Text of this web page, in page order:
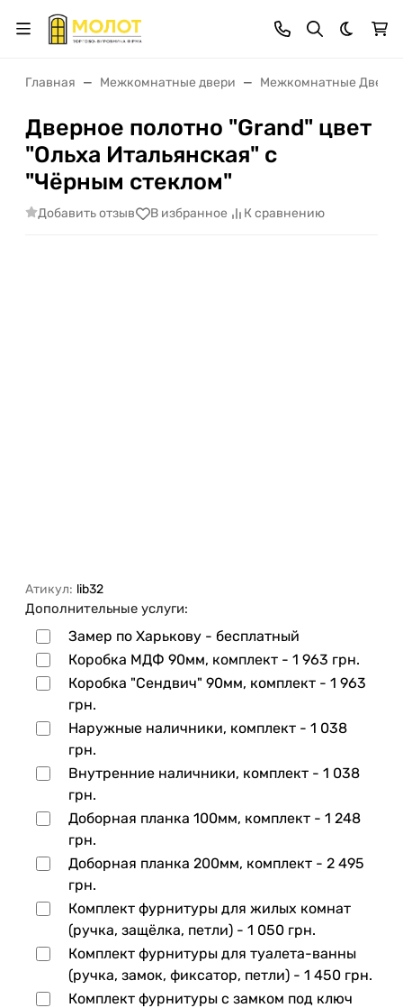
Темная
Главная Межкомнатные двери Межкомнатные Двери
Дверное полотно "Grand" цвет
"Ольха Итальянская" с
"Чёрным стеклом"
Добавить отзыв В избранное К сравнению
Атикул: lib32
Дополнительные услуги:
Замер по Харькову - бесплатный
Коробка МДФ 90мм, комплект - 1 963 грн.
Коробка "Сендвич" 90мм, комплект - 1 963
грн.
Наружные наличники, комплект - 1 038
грн.
Внутренние наличники, комплект - 1 038
грн.
Доборная планка 100мм, комплект - 1 248
грн.
Доборная планка 200мм, комплект - 2 495
грн.
Комплект фурнитуры для жилых комнат
(ручка, защёлка, петли) - 1 050 грн.
Комплект фурнитуры для туалета-ванны
(ручка, замок, фиксатор, петли) - 1 450 грн.
Комплект фурнитуры с замком под ключ